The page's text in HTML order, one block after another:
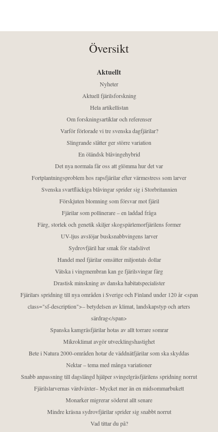
Översikt
Aktuellt
Nyheter
Aktuell fjärilsforskning
Hela artikellistan
Om forskningsartiklar och referenser
Varför förlorade vi tre svenska dagfjärilar?
Slingrande slåtter ger större variation
En öländsk blåvingehybrid
Det nya normala får oss att glömma hur det var
Fortplantningsproblem hos rapsfjärilar efter värmestress som larver
Svenska svartfläckiga blåvingar sprider sig i Storbritannien
Förskjuten blomning som försvar mot fjäril
Fjärilar som pollinerare – en laddad fråga
Färg, storlek och genetik skiljer skogspärlemorfjärilens former
UV-ljus avslöjar busksnabbvingens larver
Sydrovfjäril har smak för stadslivet
Handel med fjärilar omsätter miljontals dollar
Vätska i vingmembran kan ge fjärilsvingar färg
Drastisk minskning av danska habitatspecialister
Fjärilars spridning till nya områden i Sverige och Finland under 120 år <span
class="sf-description">– betydelsen av klimat, landskapstyp och arters
särdrag</span>
Spanska kamgräsfjärilar hotas av allt torrare somrar
Mikroklimat avgör utvecklingshastighet
Bete i Natura 2000-områden hotar de väddnätfjärilar som ska skyddas
Nektar – tema med många variationer
Snabb anpassning till dagslängd hjälper svingelgräsfjärilens spridning norrut
Fjärilslarvernas värdväxter– Mycket mer än en midsommarbukett
Monarker migrerar söderut allt senare
Mindre kräsna sydrovfjärilar sprider sig snabbt norrut
Vad tittar du på?